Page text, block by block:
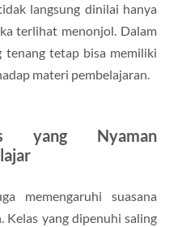
langsung dinilai hanya
terlihat menonjol. Dalam
tenang tetap bisa memiliki
materi pembelajaran.
yang Nyaman
memengaruhi suasana
Kelas yang dipenuhi saling